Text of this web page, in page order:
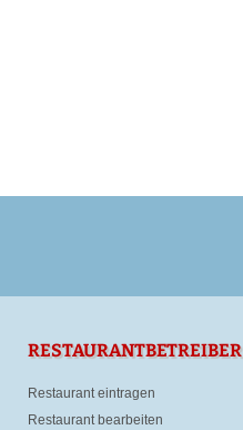
RESTAURANTBETREIBER
Restaurant eintragen
Restaurant bearbeiten